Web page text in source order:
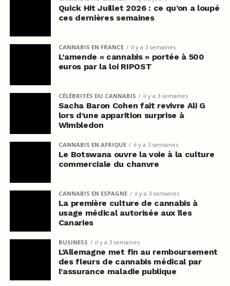
Quick Hit Juillet 2026 : ce qu’on a loupé
ces dernières semaines
CANNABIS EN FRANCE il y a 3 semaines
L’amende « cannabis » portée à 500
euros par la loi RIPOST
CÉLÉBRITÉS DU CANNABIS il y a 3 semaines
Sacha Baron Cohen fait revivre Ali G
lors d’une apparition surprise à
Wimbledon
CANNABIS EN AFRIQUE il y a 3 semaines
Le Botswana ouvre la voie à la culture
commerciale du chanvre
CANNABIS EN ESPAGNE il y a 3 semaines
La première culture de cannabis à
usage médical autorisée aux îles
Canaries
BUSINESS il y a 3 semaines
L’Allemagne met fin au remboursement
des fleurs de cannabis médical par
l’assurance maladie publique